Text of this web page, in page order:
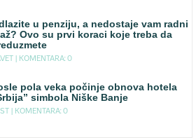
u penziju, a nedostaje vam radni
Ovo su prvi koraci koje treba da
| KOMENTARA: 0
pola veka počinje obnova hotela
simbola Niške Banje
| KOMENTARA: 0